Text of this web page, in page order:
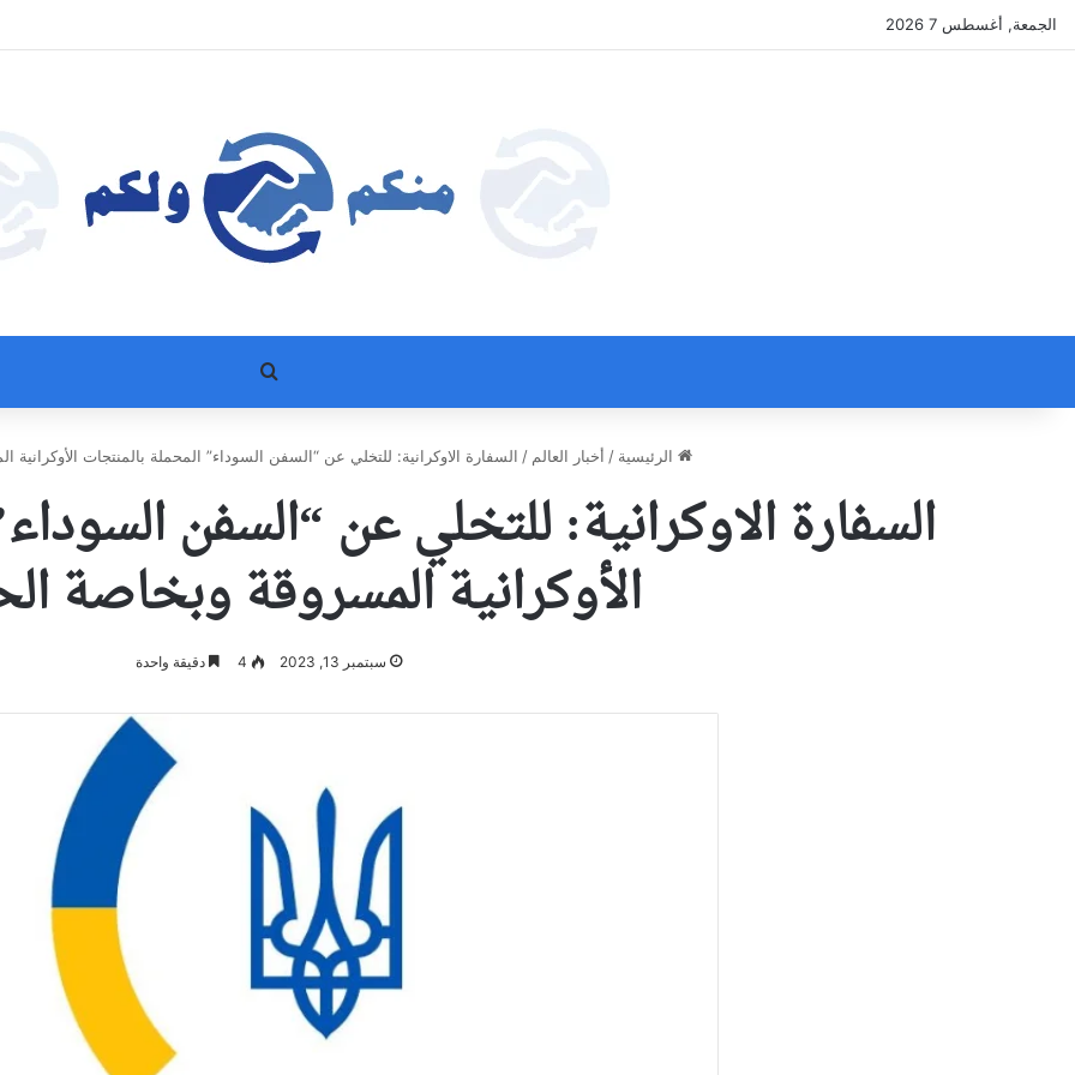
الجمعة, أغسطس 7 2026
بحث عن
الرئيسية / أخبار العالم / السفارة الاوكرانية: للتخلي عن “السفن السوداء” المحملة بالمنتجات
السفارة الاوكرانية: للتخلي عن “السفن
الأوكرانية المسروقة وبخاصة
سبتمبر 13, 2023 4 دقيقة واحدة